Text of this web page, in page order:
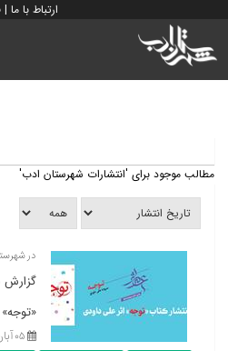
ارتباط با ما |
مطالب موجود برای 'انتشارات شهرستان ادب'
در
گزارش
۰۵ آبان ۱۴۰۴ |